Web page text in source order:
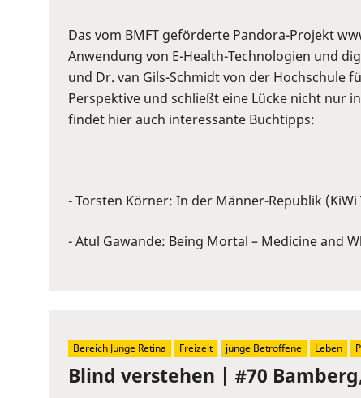
Space
to
show
volume
slider.
Das vom BMFT geförderte Pandora-Projekt
Anwendung von E-Health-Technologien und
und Dr. van Gils-Schmidt von der Hochschule
Perspektive und schließt eine Lücke nicht nur
findet hier auch interessante Buchtipps:
- Torsten Körner: In der Männer-Republik (KiWi
- Atul Gawande: Being Mortal – Medicine and
Blind verstehen | #70
Bereich Junge Retina Freizeit junge Betroffene Leben